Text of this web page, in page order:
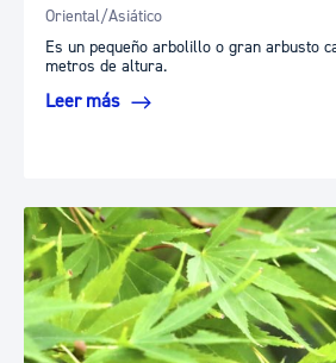
Oriental/Asiático
Es un pequeño arbolillo o gran arbusto
metros de altura.
Leer más